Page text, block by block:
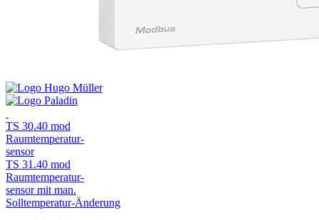
TS 30.40 mod
Raumtemperatur-
sensor
TS 31.40 mod
Raumtemperatur-
sensor mit man.
Solltemperatur-Änderung